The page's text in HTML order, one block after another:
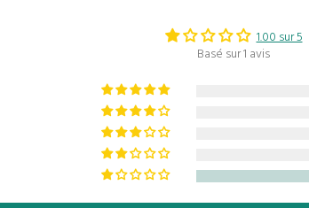
1.00 sur 5
Basé sur 1 avis